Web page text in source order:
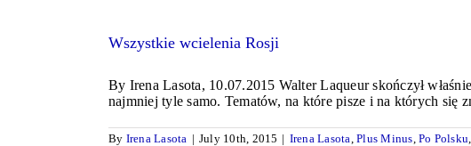
Wszystkie wcielenia Rosji
By Irena Lasota, 10.07.2015 Walter Laqueur skończył
najmniej tyle samo. Tematów, na które pisze i na których się
By Irena Lasota | July 10th, 2015 | Irena Lasota ,Plus Minus Po Polsku